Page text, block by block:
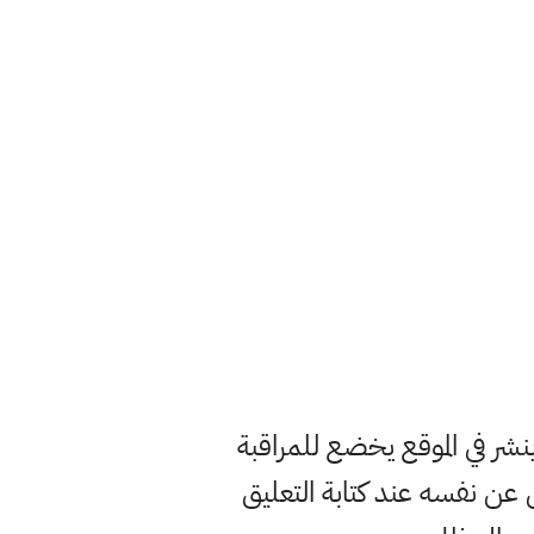
في الموقع يخضع للمراقبة
نفسه عند كتابة التعليق